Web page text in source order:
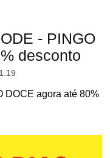
- PINGO
desconto
DOCE agora até 80%